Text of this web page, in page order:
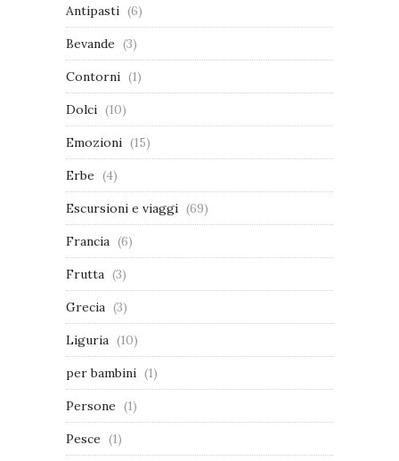
Antipasti (6)
Bevande (3)
Contorni (1)
Dolci (10)
Emozioni (15)
Erbe (4)
Escursioni e viaggi (69)
Francia (6)
Frutta (3)
Grecia (3)
Liguria (10)
per bambini (1)
Persone (1)
Pesce (1)